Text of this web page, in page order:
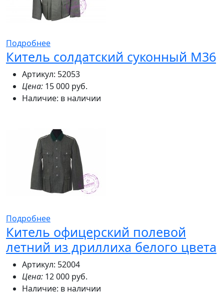
Подробнее
Китель солдатский суконный М36
Артикул: 52053
Цена: 15 000 руб.
Наличие: в наличии
Подробнее
Китель офицерский полевой
летний из дриллиха белого цвета
Артикул: 52004
Цена: 12 000 руб.
Наличие: в наличии